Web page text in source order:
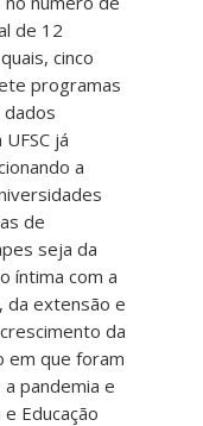
de 12
cinco
programas
dados
já
a
de
seja da
íntima com a
da extensão e
da
em que foram
pandemia e
Educação